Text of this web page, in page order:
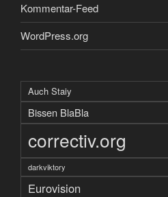
Kommentar-Feed
WordPress.org
Auch Staiy
Bissen BlaBla
correctiv.org
darkviktory
Eurovision